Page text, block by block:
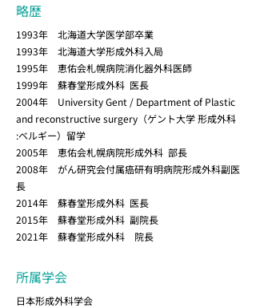
略歴
1993年 北海道大学医学部卒業
1993年 北海道大学形成外科入局
1995年 恵佑会札幌病院消化器外科医師
1999年 蘇春堂形成外科 医長
2004年 University Gent / Department of Plastic
and reconstructive surgery（ゲント大学 形成外科
:ベルギー）留学
2005年 恵佑会札幌病院形成外科 部長
2008年 がん研究会付属癌研有明病院形成外科副医
長
2014年 蘇春堂形成外科 医長
2015年 蘇春堂形成外科 副院長
2021年 蘇春堂形成外科 院長
所属学会
日本形成外科学会